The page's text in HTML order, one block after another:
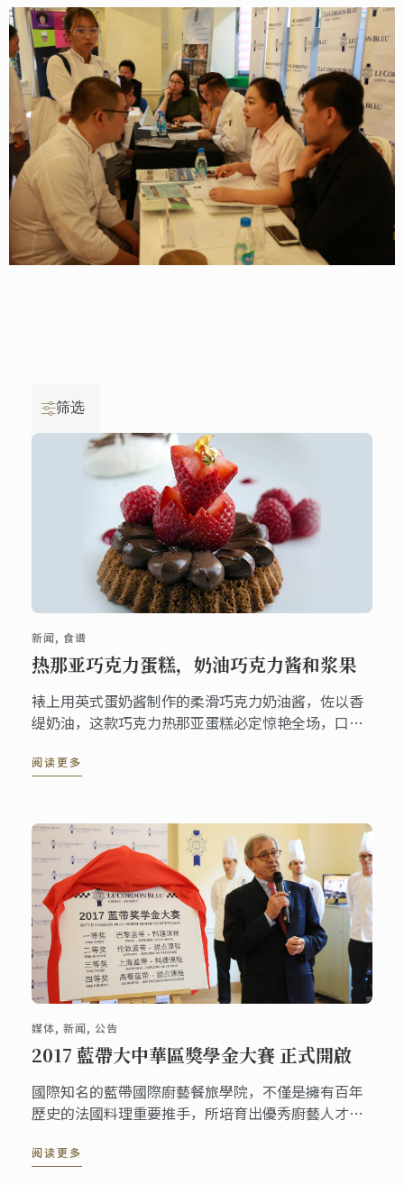
筛选
新闻, 食谱
热那亚巧克力蛋糕，奶油巧克力酱和浆果
裱上用英式蛋奶酱制作的柔滑巧克力奶油酱，佐以香
缇奶油，这款巧克力热那亚蛋糕必定惊艳全场，口感
也都非常简单，易于操作！
阅读更多
媒体, 新闻, 公告
2017 藍帶大中華區獎學金大賽 正式開啟
國際知名的藍帶國際廚藝餐旅學院，不僅是擁有百年
歷史的法國料理重要推手，所培育出優秀廚藝人才散
帶國際廚藝餐旅學院為了鼓勵更多喜愛廚藝的朋友有
阅读更多